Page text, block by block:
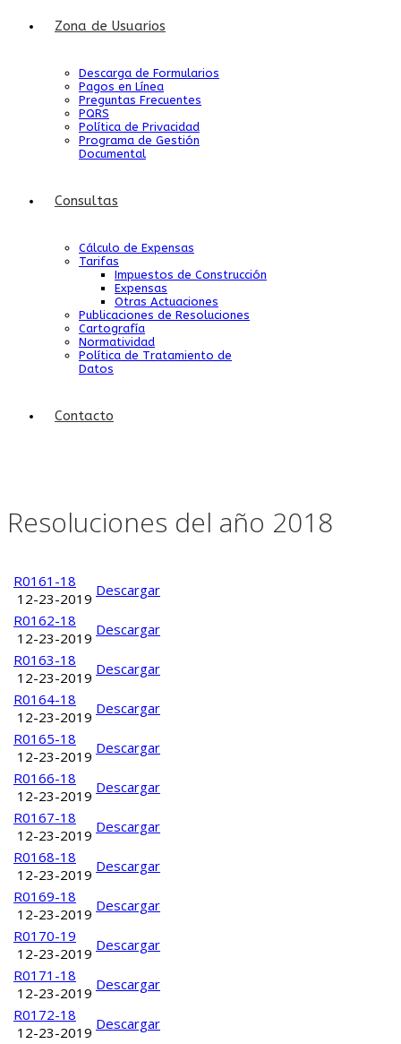
Zona de Usuarios
Descarga de Formularios
Pagos en Línea
Preguntas Frecuentes
PQRS
Política de Privacidad
Programa de Gestión
Documental
Consultas
Cálculo de Expensas
Tarifas
Impuestos de Construcción
Expensas
Otras Actuaciones
Publicaciones de Resoluciones
Cartografía
Normatividad
Política de Tratamiento de
Datos
Contacto
Resoluciones del año 2018
Título
Descargar
R0161-18
12-23-2019 Descargar
R0162-18
12-23-2019 Descargar
R0163-18
12-23-2019 Descargar
R0164-18
12-23-2019 Descargar
R0165-18
12-23-2019 Descargar
R0166-18
12-23-2019 Descargar
R0167-18
12-23-2019 Descargar
R0168-18
12-23-2019 Descargar
R0169-18
12-23-2019 Descargar
R0170-19
12-23-2019 Descargar
R0171-18
12-23-2019 Descargar
R0172-18
12-23-2019 Descargar